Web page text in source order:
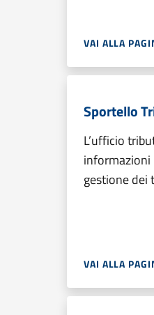
VAI ALLA
Sportello
L’ufficio
informazioni
gestione dei
VAI ALLA